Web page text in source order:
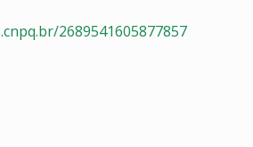
2689541605877857